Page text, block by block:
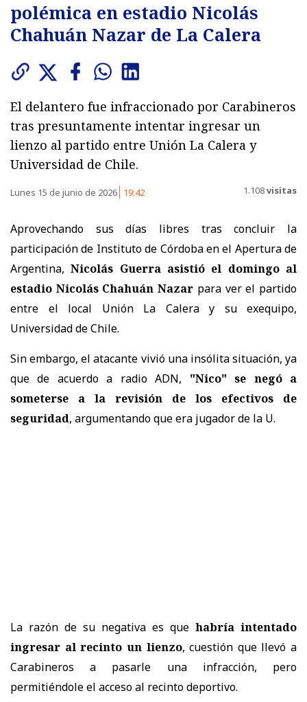
polémica en estadio Nicolás
Chahuán Nazar de La Calera
El delantero fue infraccionado por Carabineros
tras presuntamente intentar ingresar un
lienzo al partido entre Unión La Calera y
Universidad de Chile.
Lunes 15 de junio de 2026 19:42 1.108visitas
Aprovechando sus días libres tras concluir la
participación de Instituto de Córdoba en el Apertura de
Argentina,Nicolás Guerra asistió el domingo al
estadio Nicolás Chahuán Nazar para ver el partido
entre el local Unión La Calera y su exequipo,
Universidad de Chile.
Sin embargo, el atacante vivió una insólita situación, ya
que de acuerdo a radio ADN, "Nico" se negó a
someterse a la revisión de los efectivos de
seguridad, argumentando que era jugador de la U.
La razón de su negativa es que habría intentado
ingresar al recinto un lienzo, cuestión que llevó a
Carabineros a pasarle una infracción, pero
permitiéndole el acceso al recinto deportivo.